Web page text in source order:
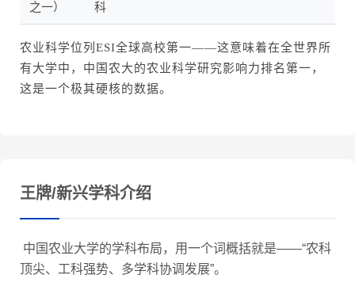
之一）
科
农业科学位列ESI全球高校第一——这意味着在全世界所
有大学中，中国农大的农业科学研究影响力排名第一，
这是一个极其硬核的数据。
王牌/新兴学科介绍
中国农业大学的学科布局，用一个词概括就是——“农科
顶尖、工科强势、多学科协调发展”。